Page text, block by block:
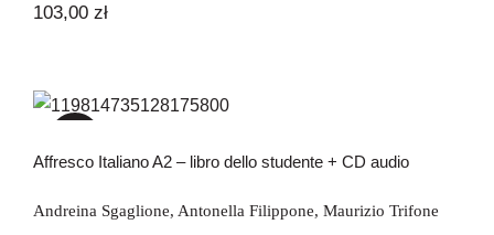
103,00 zł
Affresco Italiano A2 – libro dello
studente + CD audio
Affresco Italiano A2 – libro dello studente + CD audio
Andreina Sgaglione, Antonella Filippone, Maurizio Trifone